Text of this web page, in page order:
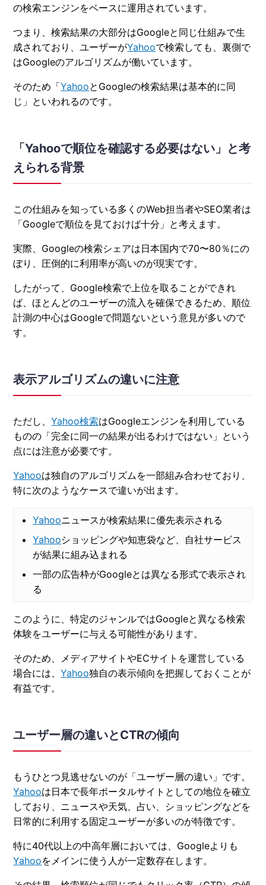
の検索エンジンをベースに運用されています。
つまり、検索結果の大部分はGoogleと同じ仕組みで生
成されており、ユーザーがYahooで検索しても、裏側で
はGoogleのアルゴリズムが働いています。
そのため「YahooとGoogleの検索結果は基本的に同
じ」といわれるのです。
「Yahooで順位を確認する必要はない」と考
えられる背景
この仕組みを知っている多くのWeb担当者やSEO業者は
「Googleで順位を見ておけば十分」と考えます。
実際、Googleの検索シェアは日本国内で70〜80％にの
ぼり、圧倒的に利用率が高いのが現実です。
したがって、Google検索で上位を取ることができれ
ば、ほとんどのユーザーの流入を確保できるため、順位
計測の中心はGoogleで問題ないという意見が多いので
す。
表示アルゴリズムの違いに注意
ただし、Yahoo検索はGoogleエンジンを利用している
ものの「完全に同一の結果が出るわけではない」という
点には注意が必要です。
Yahooは独自のアルゴリズムを一部組み合わせており、
特に次のようなケースで違いが出ます。
Yahooニュースが検索結果に優先表示される
Yahooショッピングや知恵袋など、自社サービス
が結果に組み込まれる
一部の広告枠がGoogleとは異なる形式で表示され
る
このように、特定のジャンルではGoogleと異なる検索
体験をユーザーに与える可能性があります。
そのため、メディアサイトやECサイトを運営している
場合には、Yahoo独自の表示傾向を把握しておくことが
有益です。
ユーザー層の違いとCTRの傾向
もうひとつ見逃せないのが「ユーザー層の違い」です。
Yahooは日本で長年ポータルサイトとしての地位を確立
しており、ニュースや天気、占い、ショッピングなどを
日常的に利用する固定ユーザーが多いのが特徴です。
特に40代以上の中高年層においては、Googleよりも
Yahooをメインに使う人が一定数存在します。